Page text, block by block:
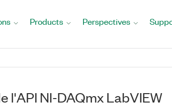
Products Perspectives
l'API NI-DAQmx LabVIEW